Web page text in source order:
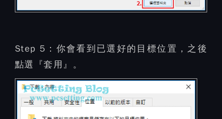
Step 5： 你會看到已選好的目標位置，之後
點選『套用』。